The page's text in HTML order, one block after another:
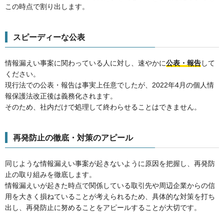
この時点で割り出します。
スピーディーな公表
情報漏えい事案に関わっている人に対し、速やかに公表・報告して
ください。
現行法での公表・報告は事実上任意でしたが、2022年4月の個人情
報保護法改正後は義務化されます。
そのため、社内だけで処理して終わらせることはできません。
再発防止の徹底・対策のアピール
同じような情報漏えい事案が起きないように原因を把握し、再発防
止の取り組みを徹底します。
情報漏えいが起きた時点で関係している取引先や周辺企業からの信
用を大きく損ねていることが考えられるため、具体的な対策を打ち
出し、再発防止に努めることをアピールすることが大切です。